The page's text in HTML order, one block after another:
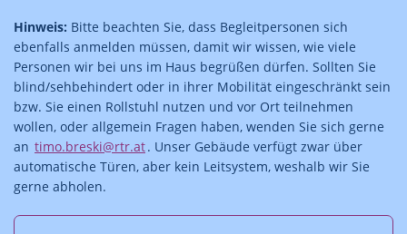
Hinweis: Bitte beachten Sie, dass Begleitpersonen sich
ebenfalls anmelden müssen, damit wir wissen, wie viele
Personen wir bei uns im Haus begrüßen dürfen. Sollten Sie
blind/sehbehindert oder in ihrer Mobilität eingeschränkt sein
bzw. Sie einen Rollstuhl nutzen und vor Ort teilnehmen
wollen, oder allgemein Fragen haben, wenden Sie sich gerne
an timo.breski@rtr.at. Unser Gebäude verfügt zwar über
automatische Türen, aber kein Leitsystem, weshalb wir Sie
gerne abholen.